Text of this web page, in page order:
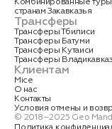
странам Закавказья
Трансферы
Трансферы Тбилиси
Трансферы Батуми
Трансферы Кутаиси
Трансферы Владикавказ
Клиентам
Mice
О нас
Контакты
Условия отмены и
© 2018–2025 Geo